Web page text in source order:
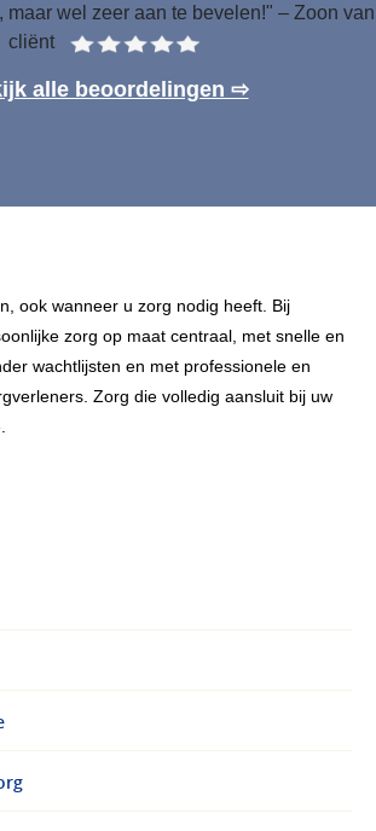
maar wel zeer aan te bevelen!" – Zoon van
cliënt
alle beoordelingen ⇨
ook wanneer u zorg nodig heeft. Bij
zorg op maat centraal, met snelle en
wachtlijsten en met professionele en
Zorg die volledig aansluit bij uw